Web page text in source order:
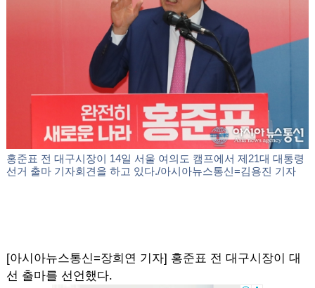
홍준표 전 대구시장이 14일 서울 여의도 캠프에서 제21대 대통령
선거 출마 기자회견을 하고 있다./아시아뉴스통신=김용진 기자
[아시아뉴스통신=장희연 기자] 홍준표 전 대구시장이 대
선 출마를 선언했다.